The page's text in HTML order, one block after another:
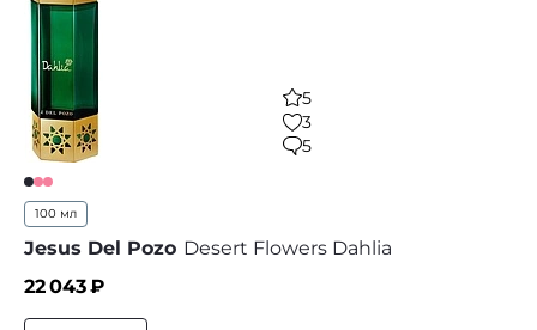
5
3
5
100 мл
Jesus Del Pozo Desert Flowers Dahlia
22 043₽